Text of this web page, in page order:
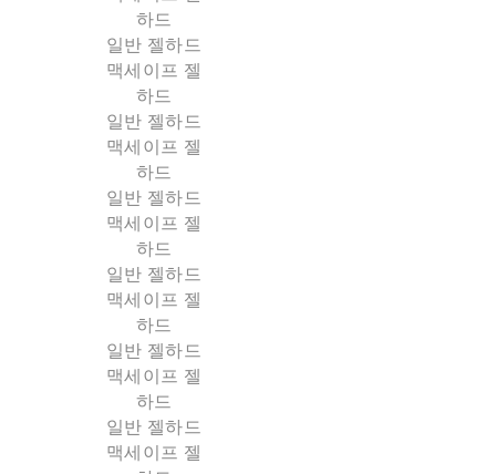
하드
일반 젤하드
맥세이프 젤
하드
일반 젤하드
맥세이프 젤
하드
일반 젤하드
맥세이프 젤
하드
일반 젤하드
맥세이프 젤
하드
일반 젤하드
맥세이프 젤
하드
일반 젤하드
맥세이프 젤